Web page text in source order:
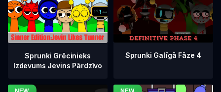
Sprunki Grēcinieks
Izdevums Jevins Pārdzīvo
Sprunki Galīgā Fāze 4